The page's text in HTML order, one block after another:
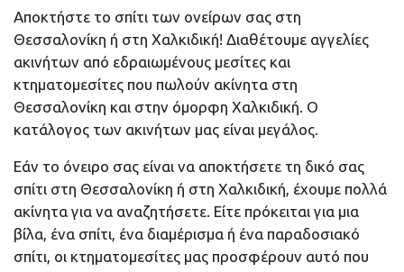
Αποκτήστε το σπίτι των ονείρων σας στη
Θεσσαλονίκη ή στη Χαλκιδική! Διαθέτουμε αγγελίες
ακινήτων από εδραιωμένους μεσίτες και
κτηματομεσίτες που πωλούν ακίνητα στη
Θεσσαλονίκη και στην όμορφη Χαλκιδική. Ο
κατάλογος των ακινήτων μας είναι μεγάλος.
Εάν το όνειρο σας είναι να αποκτήσετε τη δικό σας
σπίτι στη Θεσσαλονίκη ή στη Χαλκιδική, έχουμε πολλά
ακίνητα για να αναζητήσετε. Είτε πρόκειται για μια
βίλα, ένα σπίτι, ένα διαμέρισμα ή ένα παραδοσιακό
σπίτι, οι κτηματομεσίτες μας προσφέρουν αυτό που